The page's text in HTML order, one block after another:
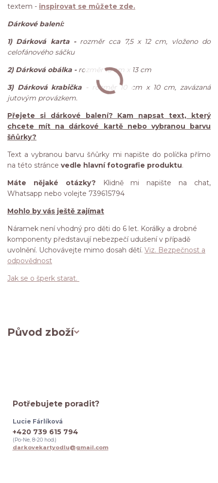
textem - inspirovat se můžete zde.
Dárkové balení:
1) Dárková karta - rozměr cca 7,5 x 12 cm, vloženo do
celofánového sáčku
2) Dárková obálka -rozměr 13 cm x 13 cm
3) Dárková krabička - rozměr 10 cm x 10 cm, zavázaná
jutovým provázkem.
Přejete si dárkové balení? Kam napsat text, který
chcete mít na dárkové kartě nebo vybranou barvu
šňůrky?
Text a vybranou barvu šňůrky mi napište do políčka přímo
na této stránce vedle hlavní fotografie produktu.
Máte nějaké otázky?
Klidně mi napište na chat,
Whatsapp nebo volejte 739615794
Mohlo by vás ještě zajímat
Náramek není vhodný pro děti do 6 let. Korálky a drobné
komponenty představují nebezpečí udušení v případě
uvolnění. Uchovávejte mimo dosah dětí. Viz. Bezpečnost a
odpovědnost
Jak se o šperk starat.
Původ zboží
Potřebujete poradit?
Lucie Fárlíková
+420 739 615 794
(Po-Ne, 8-20 hod.)
darkovekartyodlu@gmail.com